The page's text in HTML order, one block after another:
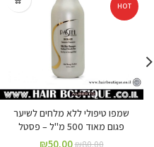
HOT
שמפו טיפולי ללא מלחים לשיער
פגום מאוד 500 מ"ל – פסטל
₪80.00
₪50.00